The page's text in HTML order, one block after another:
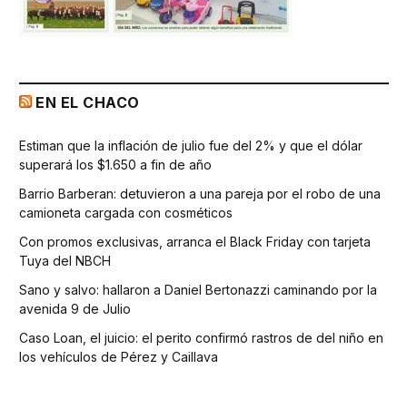
EN EL CHACO
Estiman que la inflación de julio fue del 2% y que el dólar
superará los $1.650 a fin de año
Barrio Barberan: detuvieron a una pareja por el robo de una
camioneta cargada con cosméticos
Con promos exclusivas, arranca el Black Friday con tarjeta
Tuya del NBCH
Sano y salvo: hallaron a Daniel Bertonazzi caminando por la
avenida 9 de Julio
Caso Loan, el juicio: el perito confirmó rastros de del niño en
los vehículos de Pérez y Caillava